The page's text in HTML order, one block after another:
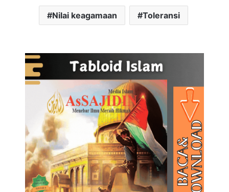
Nilai keagamaan Toleransi